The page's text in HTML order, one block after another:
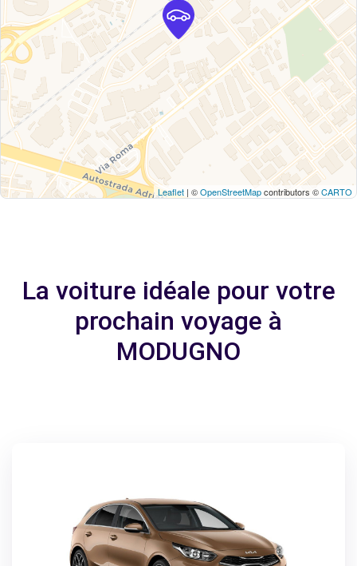
Leaflet | ©OpenStreetMapcontributors ©CARTO
La voiture idéale pour votre
prochain voyage à
MODUGNO